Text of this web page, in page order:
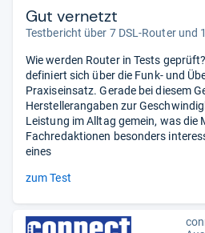
Gut vernetzt
Testbericht über 7 DSL-Router und
Wie werden Router in Tests
definiert sich über die Funk- und
Praxiseinsatz. Gerade bei diesem
Herstellerangaben zur
Leistung im Alltag gemein, was die
Fachredaktionen besonders
eines
zum Test